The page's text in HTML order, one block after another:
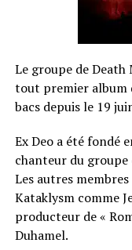
Le groupe de Death
tout premier album
bacs depuis le 19
Ex Deo a été fondé
chanteur du groupe
Les autres
Kataklysm comme
producteur de «
Duhamel.